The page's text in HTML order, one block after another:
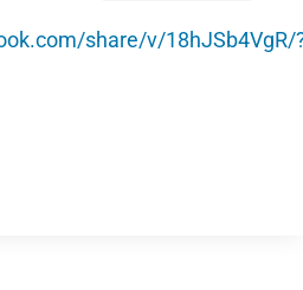
share/v/18hJSb4VgR/